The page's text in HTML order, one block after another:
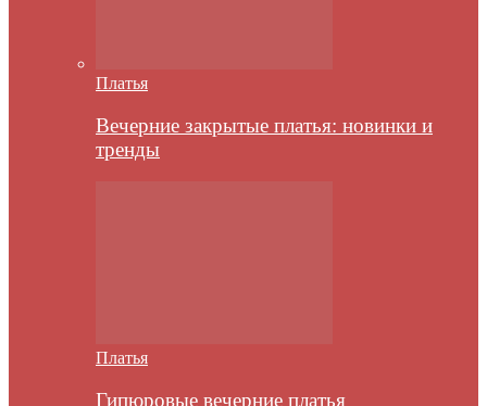
Платья
Вечерние закрытые платья: новинки и
тренды
Платья
Гипюровые вечерние платья